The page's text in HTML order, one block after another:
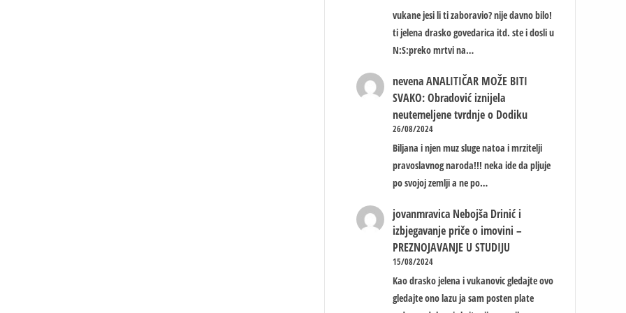
vukane jesi li ti zaboravio? nije davno bilo!
ti jelena drasko govedarica itd. ste i dosli u
N:S:preko mrtvi na…
nevena ANALITIČAR MOŽE BITI
SVAKO: Obradović iznijela
neutemeljene tvrdnje o Dodiku
26/08/2024
Biljana i njen muz sluge natoa i mrzitelji
pravoslavnog naroda!!! neka ide da pljuje
po svojoj zemlji a ne po…
jovanmravica Nebojša Drinić i
izbjegavanje priče o imovini –
PREZNOJAVANJE U STUDIJU
15/08/2024
Kao drasko jelena i vukanovic gledajte ovo
gledajte ono lazu ja sam posten plate